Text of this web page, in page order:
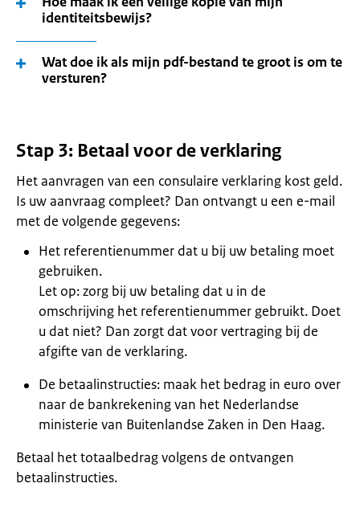
identiteitsbewijs?
Wat doe ik als mijn pdf-bestand te groot is om te
versturen?
Stap 3: Betaal voor de verklaring
Het aanvragen van een consulaire verklaring kost geld.
Is uw aanvraag compleet? Dan ontvangt u een e-mail
met de volgende gegevens:
Het referentienummer dat u bij uw betaling moet
gebruiken.
Let op: zorg bij uw betaling dat u in de
omschrijving het referentienummer gebruikt. Doet
u dat niet? Dan zorgt dat voor vertraging bij de
afgifte van de verklaring.
De betaalinstructies: maak het bedrag in euro over
naar de bankrekening van het Nederlandse
ministerie van Buitenlandse Zaken in Den Haag.
Betaal het totaalbedrag volgens de ontvangen
betaalinstructies.